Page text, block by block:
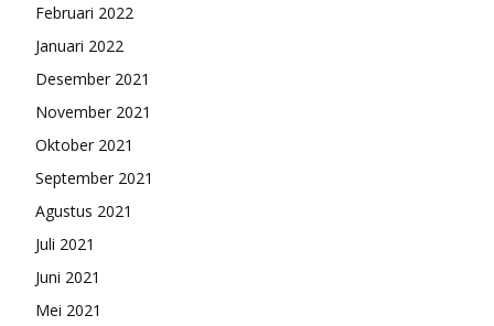
Februari 2022
Januari 2022
Desember 2021
November 2021
Oktober 2021
September 2021
Agustus 2021
Juli 2021
Juni 2021
Mei 2021